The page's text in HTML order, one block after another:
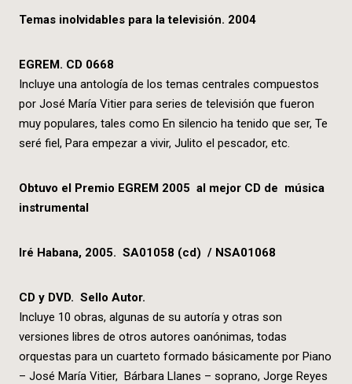
Temas inolvidables para la televisión. 2004
EGREM. CD 0668
Incluye una antología de los temas centrales compuestos
por José María Vitier para series de televisión que fueron
muy populares, tales como En silencio ha tenido que ser, Te
seré fiel, Para empezar a vivir, Julito el pescador, etc.
Obtuvo el Premio EGREM 2005 al mejor CD de música
instrumental
Iré Habana, 2005. SA01058 (cd) / NSA01068
CD y DVD. Sello Autor.
Incluye 10 obras, algunas de su autoría y otras son
versiones libres de otros autores oanónimas, todas
orquestas para un cuarteto formado básicamente por Piano
– José María Vitier, Bárbara Llanes – soprano, Jorge Reyes